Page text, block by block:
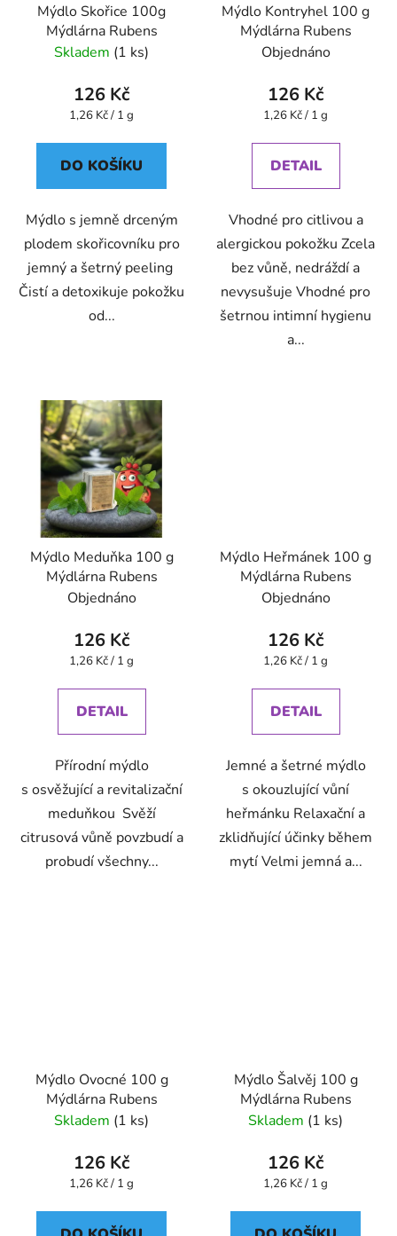
Mýdlo Skořice 100g
Mýdlárna Rubens
Skladem (1 ks)
126 Kč
Měrná
1,26 Kč / 1 g
DO KOŠÍKU
Mýdlo s jemně drceným
plodem skořicovníku pro
jemný a šetrný peeling
Čistí a detoxikuje pokožku
od...
Mýdlo Kontryhel 100 g
Mýdlárna Rubens
Objednáno
126 Kč
Měrná
1,26 Kč / 1 g
DETAIL
Vhodné pro citlivou a
alergickou pokožku Zcela
bez vůně, nedráždí a
nevysušuje Vhodné pro
šetrnou intimní hygienu
a...
Mýdlo Meduňka 100 g
Mýdlárna Rubens
Objednáno
126 Kč
Měrná
1,26 Kč / 1 g
DETAIL
Přírodní mýdlo
s osvěžující a revitalizační
meduňkou Svěží
citrusová vůně povzbudí a
probudí všechny...
Mýdlo Heřmánek 100 g
Mýdlárna Rubens
Objednáno
126 Kč
Měrná
1,26 Kč / 1 g
DETAIL
Jemné a šetrné mýdlo
s okouzlující vůní
heřmánku Relaxační a
zklidňující účinky během
mytí Velmi jemná a...
Mýdlo Ovocné 100 g
Mýdlárna Rubens
Skladem (1 ks)
126 Kč
Měrná
1,26 Kč / 1 g
Mýdlo Šalvěj 100 g
Mýdlárna Rubens
Skladem (1 ks)
126 Kč
Měrná
1,26 Kč / 1 g